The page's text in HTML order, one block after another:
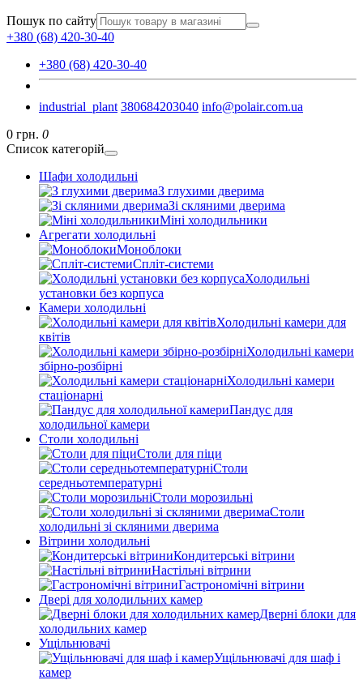
Пошук по сайту
+380 (68) 420-30-40
+380 (68) 420-30-40
industrial_plant 380684203040 info@polair.com.ua
0 грн. 0
Список категорій
Шафи холодильні
З глухими дверима
Зі скляними дверима
Міні холодильники
Агрегати холодильні
Моноблоки
Спліт-системи
Холодильні
установки без корпуса
Камери холодильні
Холодильні камери для
квітів
Холодильні камери
збірно-розбірні
Холодильні камери
стаціонарні
Пандус для
холодильної камери
Столи холодильні
Столи для піци
Столи
середньотемпературні
Столи морозильні
Столи
холодильні зі скляними дверима
Вітрини холодильні
Кондитерські вітрини
Настільні вітрини
Гастрономічні вітрини
Двері для холодильних камер
Дверні блоки для
холодильних камер
Ущільнювачі
Ущільнювачі для шаф і
камер